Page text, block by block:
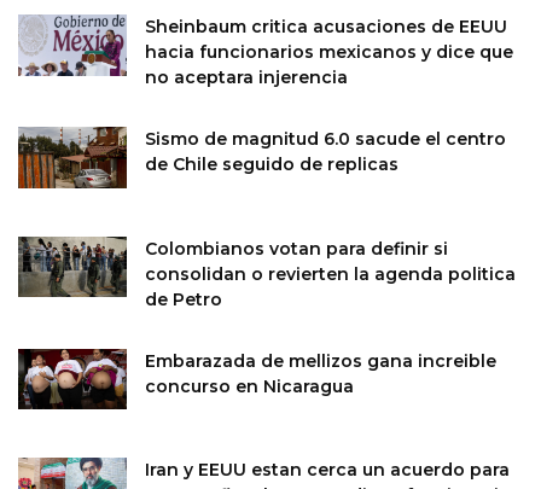
Sheinbaum critica acusaciones de EEUU
hacia funcionarios mexicanos y dice que
no aceptara injerencia
Sismo de magnitud 6.0 sacude el centro
de Chile seguido de replicas
Colombianos votan para definir si
consolidan o revierten la agenda politica
de Petro
Embarazada de mellizos gana increible
concurso en Nicaragua
Iran y EEUU estan cerca un acuerdo para